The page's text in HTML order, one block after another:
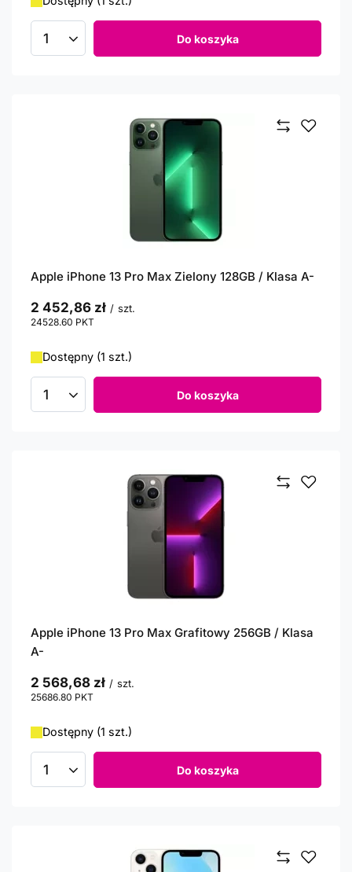
Ilość produktów Do koszyka
Apple iPhone 13 Pro Max Zielony 128GB / Klasa A-
2 452,86 zł / szt.
24528.60 PKT
Dostępny (1 szt.)
Ilość produktów Do koszyka
Apple iPhone 13 Pro Max Grafitowy 256GB / Klasa
A-
2 568,68 zł / szt.
25686.80 PKT
Dostępny (1 szt.)
Ilość produktów Do koszyka